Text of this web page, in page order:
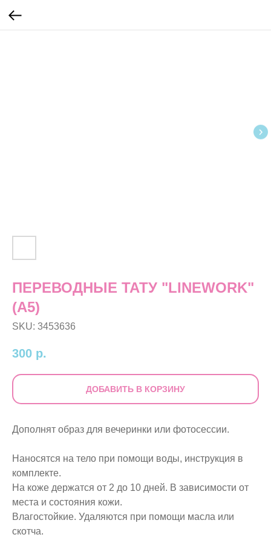
ПЕРЕВОДНЫЕ ТАТУ "LINEWORK"
(A5)
SKU: 3453636
300 р.
ДОБАВИТЬ В КОРЗИНУ
Дополнят образ для вечеринки или фотосессии.
Наносятся на тело при помощи воды, инструкция в
комплекте.
На коже держатся от 2 до 10 дней. В зависимости от
места и состояния кожи.
Влагостойкие. Удаляются при помощи масла или
скотча.